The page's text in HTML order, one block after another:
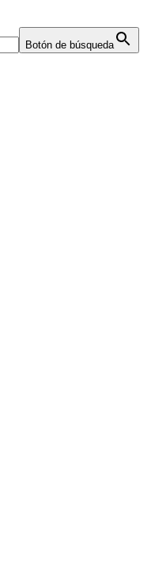
Botón de búsqueda